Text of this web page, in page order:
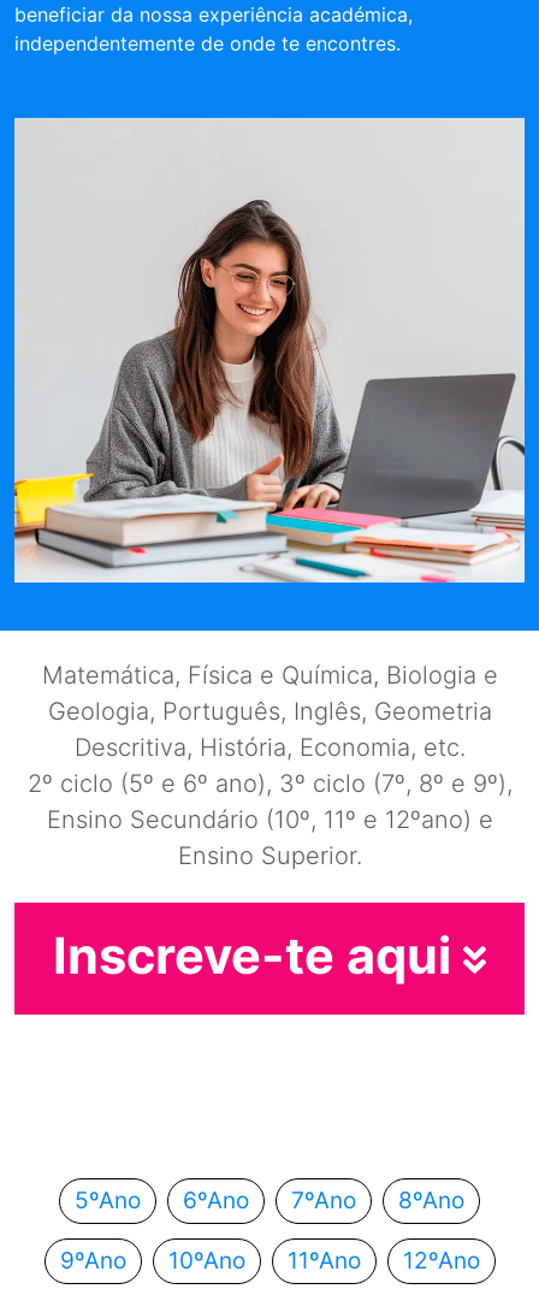
beneficiar da nossa experiência académica,
independentemente de onde te encontres.
Matemática, Física e Química, Biologia e
Geologia, Português, Inglês, Geometria
Descritiva, História, Economia, etc.
2º ciclo (5º e 6º ano), 3º ciclo (7º, 8º e 9º),
Ensino Secundário (10º, 11º e 12ºano) e
Ensino Superior.
Inscreve-te aqui
5ºAno 6ºAno 7ºAno 8ºAno
9ºAno 10ºAno 11ºAno 12ºAno